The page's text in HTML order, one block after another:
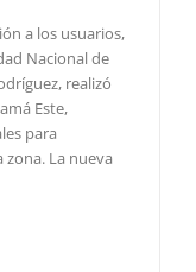
a los usuarios,
Nacional de
realizó
Este,
para
La nueva